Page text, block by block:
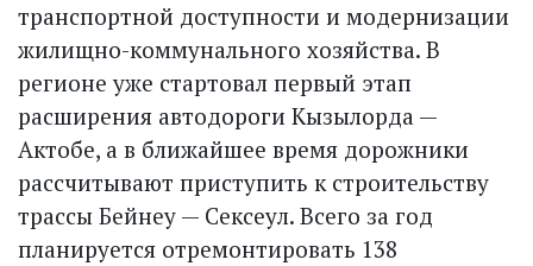
транспортной доступности и модернизации
жилищно-коммунального хозяйства. В
регионе уже стартовал первый этап
расширения автодороги Кызылорда —
Актобе, а в ближайшее время дорожники
рассчитывают приступить к строительству
трассы Бейнеу — Сексеул. Всего за год
планируется отремонтировать 138